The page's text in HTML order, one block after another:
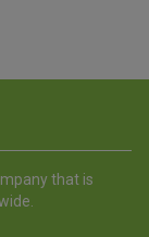
that is